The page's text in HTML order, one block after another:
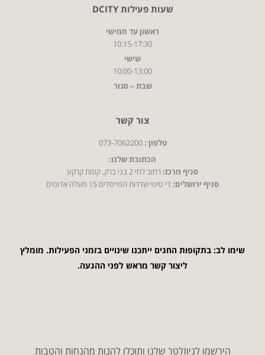
שעות פעילות DCITY
ראשון עד חמישי
10:15-17:30
שישי
10:00-13:00
שבת – סגור
צור קשר
טלפון : 073-7062200
הכתובת שלנו:
סניף מרכז:רחוב לחי 2 בני ברק, קומת קרקע
סניף ירושלים:די סיטי שדרות המייסדים 15 מעלה אדומים
שימו לב: בתקופות החגים ייתכנו שינויים בזמני הפעילות. מומלץ
ליצור קשר מראש לפני ההגעה.
הירשמו לניוזלטר שלנו ותוכלו להנות מהנחות והטבות